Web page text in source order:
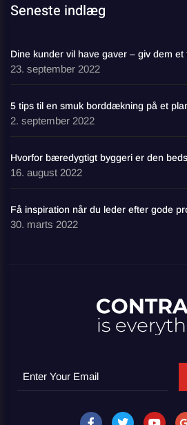
Seneste indlæg
Dine kunder vil have gaver – giv dem
23. september 2022
5 tips til en smuk borddækning på et
2. september 2022
Hvorfor bæredygtigt byggeri er den
16. august 2022
Få inspiration når du leder efter gode
30. marts 2022